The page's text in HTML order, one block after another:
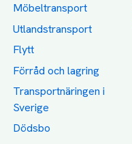
Möbeltransport
Utlandstransport
Flytt
Förråd och lagring
Transportnäringen i
Sverige
Dödsbo